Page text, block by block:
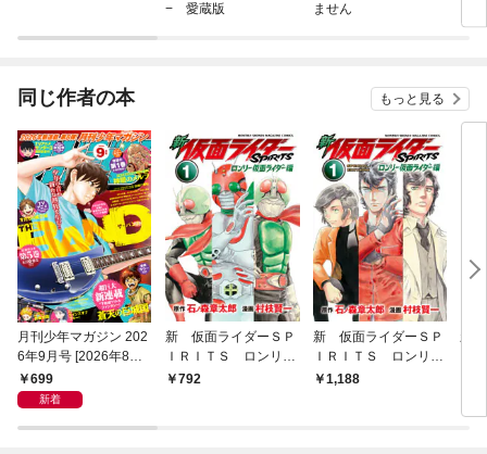
− 愛蔵版
ません
同じ作者の本 もっと見る
月刊少年マガジン 202
6年9月号 [2026年8月6
日発売]
699
新着
新 仮面ライダーＳＰ
ＩＲＩＴＳ ロンリー
仮面ライダー編（１）
792
新 仮面ライダーＳＰ
ＩＲＩＴＳ ロンリー
仮面ライダー編 特装
1,188
新